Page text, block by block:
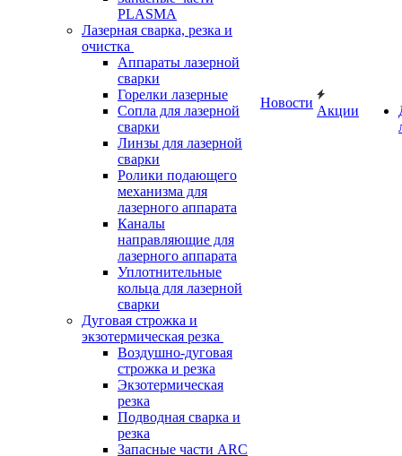
PLASMA
Лазерная сварка, резка и
очистка
Аппараты лазерной
сварки
Горелки лазерные
Сопла для лазерной
сварки
Линзы для лазерной
сварки
Ролики подающего
механизма для
лазерного аппарата
Каналы
направляющие для
лазерного аппарата
Уплотнительные
кольца для лазерной
сварки
Дуговая строжка и
экзотермическая резка
Воздушно-дуговая
строжка и резка
Экзотермическая
резка
Подводная сварка и
резка
Запасные части ARC
Новости
Акции